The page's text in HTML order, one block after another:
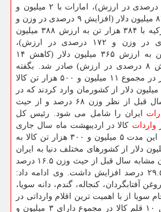
۱۸ درصدی در وزن و ۱۳ درصدی در ارزش)، امارات با ۲ میلیون و
۴۰۰ هزار تن به ارزش ۸۴۹ میلیون دلار (افزایش ۹ درصدی در وزن و
۲۵ درصدی در ارزش)، ترکیه با ۳۸۴ هزار تن به ارزش ۳۸۸ میلیون
دلار (افزایش ۱۴ درصدی در وزن و ۱۷۲ درصدی در ارزش)،
افغانستان با ۹۱۱ هزار تن به ارزش ۳۶۵ میلیون دلار (کاهش ۱۴
درصدی در وزن و افزایش ۸ درصدی در ارزش) صادر شد. بگفته
میراشرفی، این پنج کشور در مجموع ۱۱ میلیون و ۵۰۰ هزار تن کالا
به ارزش ۴ میلیارد و ۶۰۰ میلیون دلار از کشورمان وارد کردند که در
مقایسه با زمان مشابه سال قبل از نظر وزن ۶۸ درصد و از حیث
ایران را شامل می شود. رئیس کل
واردات کالا در اردیبهشت ماه سال جاری
نیز اظهار داشت: در طول این مدت ۵ میلیون و ۳۰۰ هزار تن کالا به
۶ میلیارد و ۵۰۰ میلیون دلار از کشورهای مختلف دنیا به ایران
وارد شد که نسبت به زمان مشابه سال قبل از حیث وزن ۱۶.۵ درصد
کاهش و از نظر ارزش ۲۹.۵ درصد افزایش داشت. وی ادامه داد:
آفتابگردان، کنجاله، گندم، دانه سویا،
از با اهمیت ترین اقلام وارداتی در
طول این مدت بود که این ۱۰ قلم کالا در مجموع دارای ۳ میلیون و